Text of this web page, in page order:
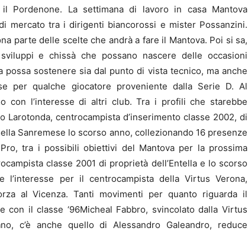
Pordenone. La settimana di lavoro in casa Mantova
mercato tra i dirigenti biancorossi e mister Possanzini.
parte delle scelte che andrà a fare il Mantova. Poi si sa,
e chissà che possano nascere delle occasioni
sostenere sia dal punto di vista tecnico, ma anche
per qualche giocatore proveniente dalla Serie D. Al
con l’interesse di altri club. Tra i profili che starebbe
Larotonda, centrocampista d’inserimento classe 2002, di
Sanremese lo scorso anno, collezionando 16 presenze
tra i possibili obiettivi del Mantova per la prossima
classe 2001 di proprietà dell’Entella e lo scorso
l’interesse per il centrocampista della Virtus Verona,
al Vicenza. Tanti movimenti per quanto riguarda il
con il classe ‘96Micheal Fabbro, svincolato dalla Virtus
c’è anche quello di Alessandro Galeandro, reduce